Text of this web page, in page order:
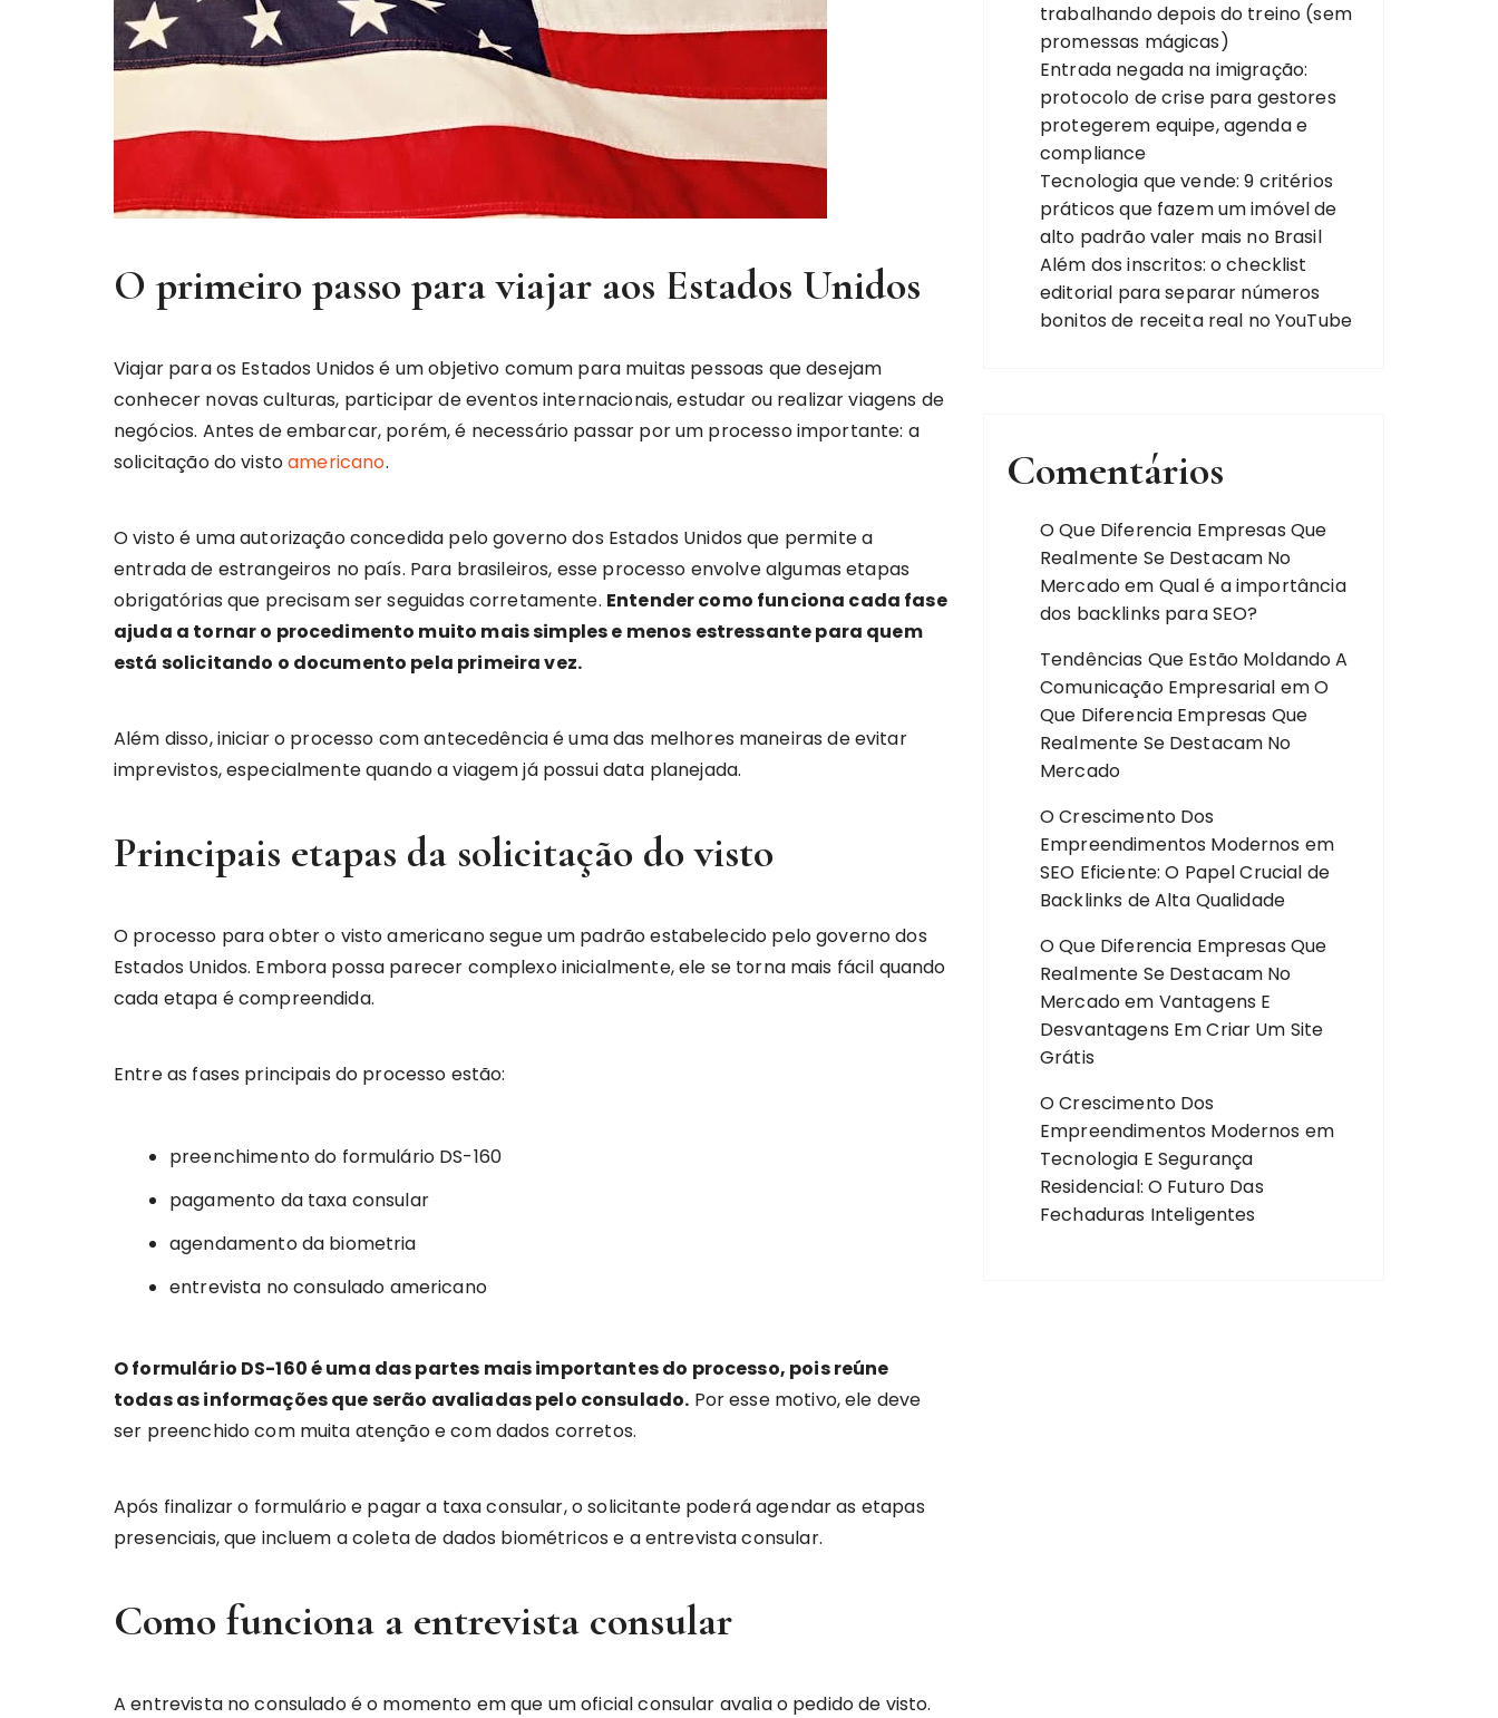
O primeiro passo para viajar aos Estados Unidos
Viajar para os Estados Unidos é um objetivo comum para muitas pessoas que desejam
conhecer novas culturas, participar de eventos internacionais, estudar ou realizar viagens de
negócios. Antes de embarcar, porém, é necessário passar por um processo importante: a
solicitação do vistoamericano.
O visto é uma autorização concedida pelo governo dos Estados Unidos que permite a
entrada de estrangeiros no país. Para brasileiros, esse processo envolve algumas etapas
obrigatórias que precisam ser seguidas corretamente. Entender como funciona cada fase
ajuda a tornar o procedimento muito mais simples e menos estressante para quem
está solicitando o documento pela primeira vez.
Além disso, iniciar o processo com antecedência é uma das melhores maneiras de evitar
imprevistos, especialmente quando a viagem já possui data planejada.
Principais etapas da solicitação do visto
O processo para obter o visto americano segue um padrão estabelecido pelo governo dos
Estados Unidos. Embora possa parecer complexo inicialmente, ele se torna mais fácil quando
cada etapa é compreendida.
Entre as fases principais do processo estão:
preenchimento do formulário DS-160
pagamento da taxa consular
agendamento da biometria
entrevista no consulado americano
O formulário DS-160 é uma das partes mais importantes do processo, pois reúne
todas as informações que serão avaliadas pelo consulado. Por esse motivo, ele deve
ser preenchido com muita atenção e com dados corretos.
Após finalizar o formulário e pagar a taxa consular, o solicitante poderá agendar as etapas
presenciais, que incluem a coleta de dados biométricos e a entrevista consular.
Como funciona a entrevista consular
A entrevista no consulado é o momento em que um oficial consular avalia o pedido de visto.
trabalhando depois do treino (sem
promessas mágicas)
Entrada negada na imigração:
protocolo de crise para gestores
protegerem equipe, agenda e
compliance
Tecnologia que vende: 9 critérios
práticos que fazem um imóvel de
alto padrão valer mais no Brasil
Além dos inscritos: o checklist
editorial para separar números
bonitos de receita real no YouTube
Comentários
O Que Diferencia Empresas Que
Realmente Se Destacam No
Mercadoem Qual é a importância
dos backlinks para SEO?
Tendências Que Estão Moldando A
Comunicação Empresarial emO
Que Diferencia Empresas Que
Realmente Se Destacam No
Mercado
O Crescimento Dos
Empreendimentos Modernos em
SEO Eficiente: O Papel Crucial de
Backlinks de Alta Qualidade
O Que Diferencia Empresas Que
Realmente Se Destacam No
Mercadoem Vantagens E
Desvantagens Em Criar Um Site
Grátis
O Crescimento Dos
Empreendimentos Modernos em
Tecnologia E Segurança
Residencial: O Futuro Das
Fechaduras Inteligentes